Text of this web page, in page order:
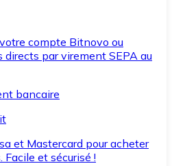
compte Bitnovo ou
par virement SEPA au
bancaire
et Mastercard pour acheter
et sécurisé !